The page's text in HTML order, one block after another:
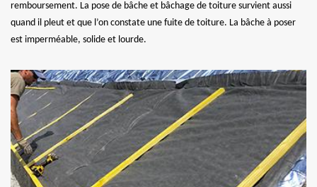
remboursement. La pose de bâche et bâchage de toiture survient aussi
quand il pleut et que l’on constate une fuite de toiture. La bâche à poser
est imperméable, solide et lourde.